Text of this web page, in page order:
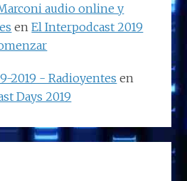
audio online y
enEl Interpodcast 2019
2019 - Radioyentes en
Days 2019